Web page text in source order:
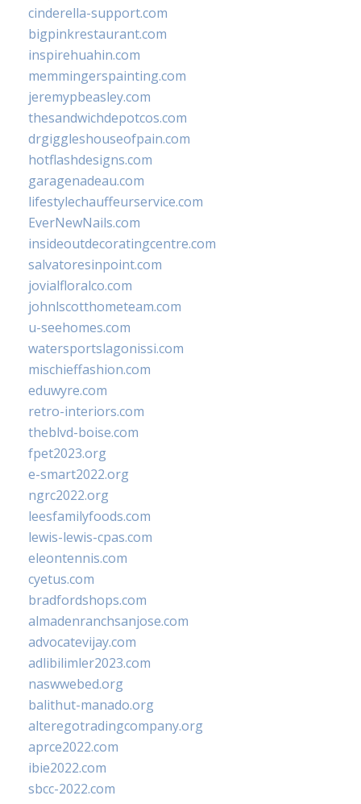
cinderella-support.com
bigpinkrestaurant.com
inspirehuahin.com
memmingerspainting.com
jeremypbeasley.com
thesandwichdepotcos.com
drgiggleshouseofpain.com
hotflashdesigns.com
garagenadeau.com
lifestylechauffeurservice.com
EverNewNails.com
insideoutdecoratingcentre.com
salvatoresinpoint.com
jovialfloralco.com
johnlscotthometeam.com
u-seehomes.com
watersportslagonissi.com
mischieffashion.com
eduwyre.com
retro-interiors.com
theblvd-boise.com
fpet2023.org
e-smart2022.org
ngrc2022.org
leesfamilyfoods.com
lewis-lewis-cpas.com
eleontennis.com
cyetus.com
bradfordshops.com
almadenranchsanjose.com
advocatevijay.com
adlibilimler2023.com
naswwebed.org
balithut-manado.org
alteregotradingcompany.org
aprce2022.com
ibie2022.com
sbcc-2022.com